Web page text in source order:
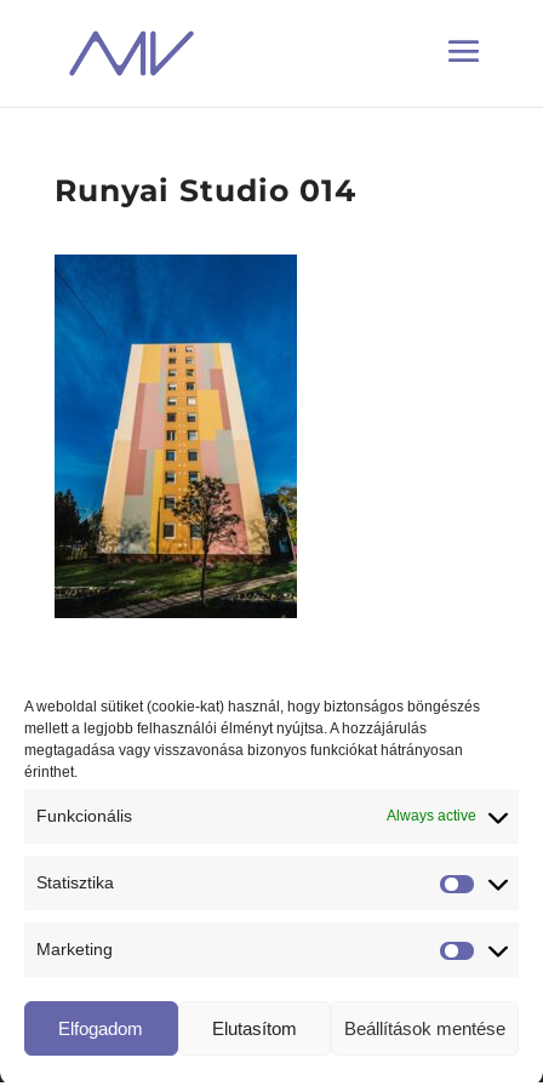
A weboldal sütiket (cookie-kat) használ, hogy biztonságos böngészés
mellett a legjobb felhasználói élményt nyújtsa. A hozzájárulás
megtagadása vagy visszavonása bizonyos funkciókat hátrányosan
érinthet.
Funkcionális Always active
Statisztika
Marketing
Elfogadom Elutasítom Beállítások mentése
Runyai Studio 014
Miért dönt okosan, aki a Manna Videóval dolgozik
együtt? – 5 ésszerű érv a profi ingatlanvideó mellett
készítése
lépésben
© 2018 Minden jog fenntartva! Design by